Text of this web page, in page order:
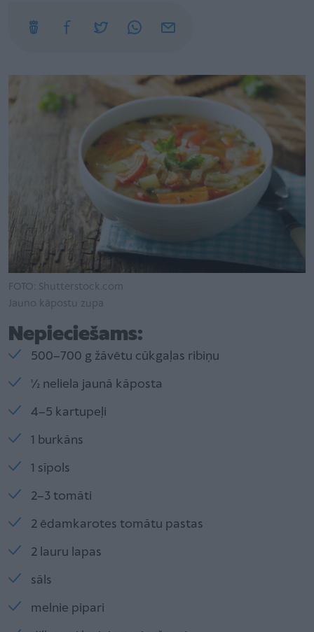
FOTO: Shutterstock.com
Jauno kāpostu zupa
Nepieciešams:
500–700 g žāvētu cūkgaļas ribiņu
½ neliela jaunā kāposta
4–5 kartupeļi
1 burkāns
1 sīpols
2–3 tomāti
2 ēdamkarotes tomātu pastas
2 lauru lapas
sāls
melnie pipari